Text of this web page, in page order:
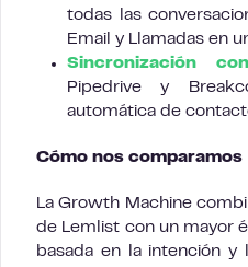
todas las
Email y Llamadas en
Sincronización
Pipedrive y
automática de
Cómo nos comparamos
La Growth Machine
de Lemlist con un mayor
basada en la intención y